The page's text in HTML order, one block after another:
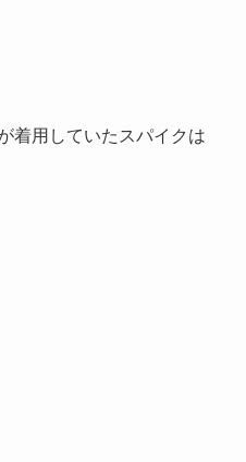
着用していたスパイクは